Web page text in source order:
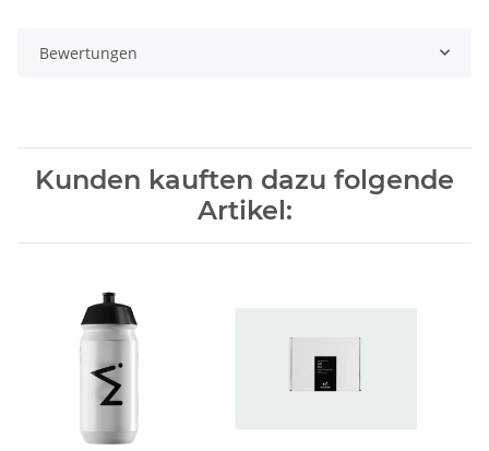
Bewertungen
Kunden kauften dazu folgende
Artikel: